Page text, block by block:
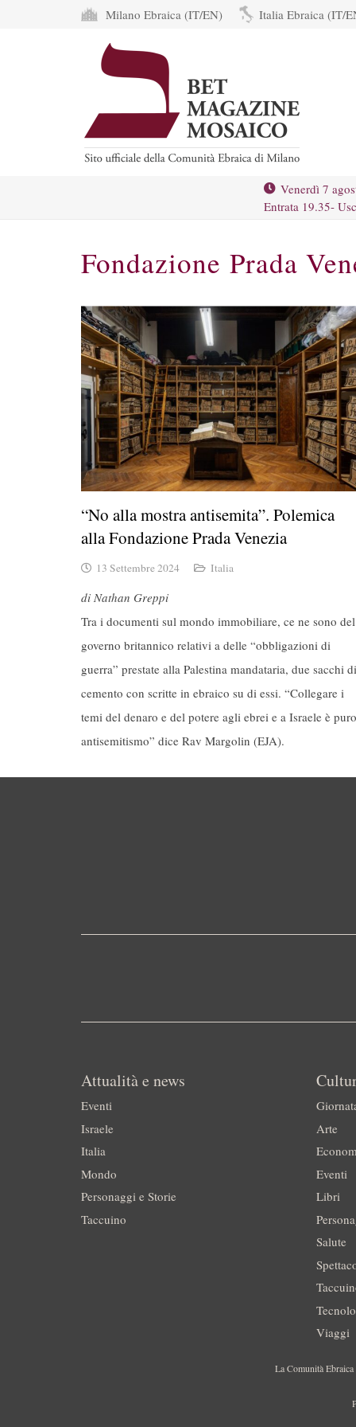
Milano Ebraica (IT/EN) Italia Ebraica (IT/
Venerdì 7
Entrata 19.35-
Fondazione Prada
“No alla mostra antisemita”. Polemica
alla Fondazione Prada Venezia
13 Settembre 2024 Italia
di Nathan Greppi
Tra i documenti sul mondo immobiliare, ce ne sono del
governo britannico relativi a delle “obbligazioni di
guerra” prestate alla Palestina mandataria, due sacchi di
cemento con scritte in ebraico su di essi. “Collegare i
temi del denaro e del potere agli ebrei e a Israele è puro
antisemitismo” dice Rav Margolin (EJA).
Attualità e news
Eventi
Israele
Italia
Mondo
Personaggi e Storie
Taccuino
Arte
Eventi
Libri
Salute
Viaggi
La Comunità